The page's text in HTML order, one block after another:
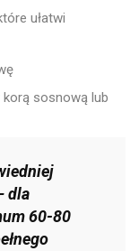
ułatwi
korą sosnową lub
dla
60-80